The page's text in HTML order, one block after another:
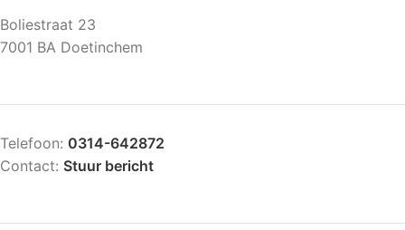
Boliestraat 23
7001 BA Doetinchem
Telefoon: 0314-642872
Contact: Stuur bericht